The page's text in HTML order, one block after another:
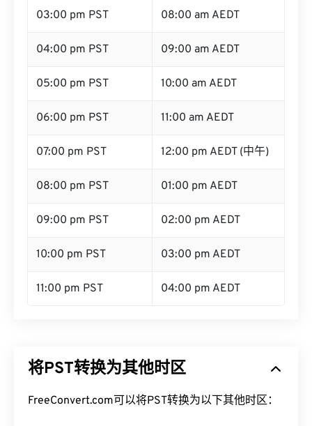
03:00 pm PST 08:00 am AEDT
04:00 pm PST 09:00 am AEDT
05:00 pm PST 10:00 am AEDT
06:00 pm PST 11:00 am AEDT
07:00 pm PST 12:00 pm AEDT (中午)
08:00 pm PST 01:00 pm AEDT
09:00 pm PST 02:00 pm AEDT
10:00 pm PST 03:00 pm AEDT
11:00 pm PST 04:00 pm AEDT
将PST转换为其他时区
FreeConvert.com可以将PST转换为以下其他时区：